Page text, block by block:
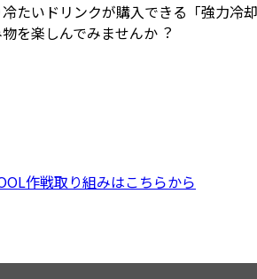
たいドリンクが購入できる「強力冷
を楽しんでみませんか︖
作戦取り組みはこちらから